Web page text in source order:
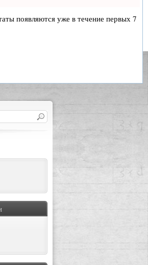
появляются уже в течение первых 7